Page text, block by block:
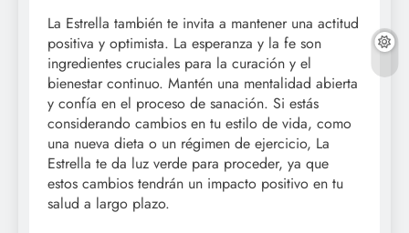
La Estrella también te invita a mantener una actitud
positiva y optimista. La esperanza y la fe son
ingredientes cruciales para la curación y el
bienestar continuo. Mantén una mentalidad abierta
y confía en el proceso de sanación. Si estás
considerando cambios en tu estilo de vida, como
una nueva dieta o un régimen de ejercicio, La
Estrella te da luz verde para proceder, ya que
estos cambios tendrán un impacto positivo en tu
salud a largo plazo.